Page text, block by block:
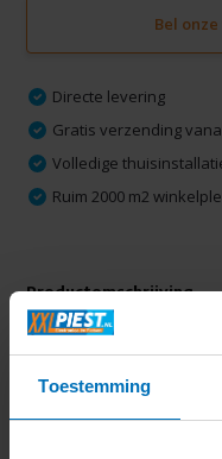
Toestemming
Bel onze
Directe levering
Gratis verzending
Volledige
Ruim 2000 m2
Productomschrijving
Specificaties
Delen